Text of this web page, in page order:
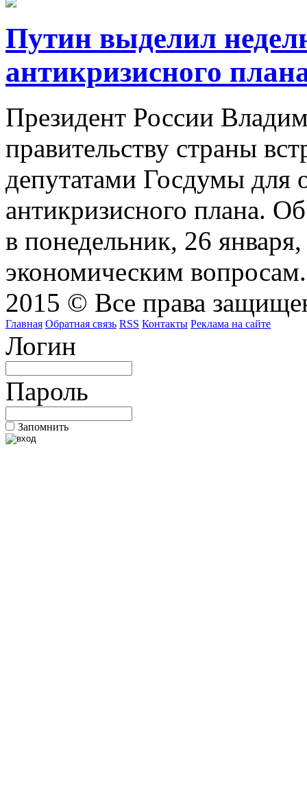
Путин выделил
антикризисного
Президент России
правительству страны
депутатами Госдумы для
антикризисного плана. Об
в понедельник, 26
экономическим вопросам.
2015 © Все права
Главная Обратная связь RSS Контакты Реклама на сайте
Логин
Пароль
Запомнить